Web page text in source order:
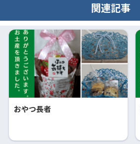
関連記事
おやつ長者